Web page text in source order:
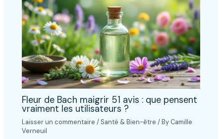
Fleur de Bach maigrir 51 avis : que pensent
vraiment les utilisateurs ?
Laisser un commentaire / Santé & Bien-être / By Camille
Verneuil